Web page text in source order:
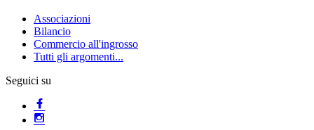
Associazioni
Bilancio
Commercio all'ingrosso
Tutti gli argomenti...
Seguici su